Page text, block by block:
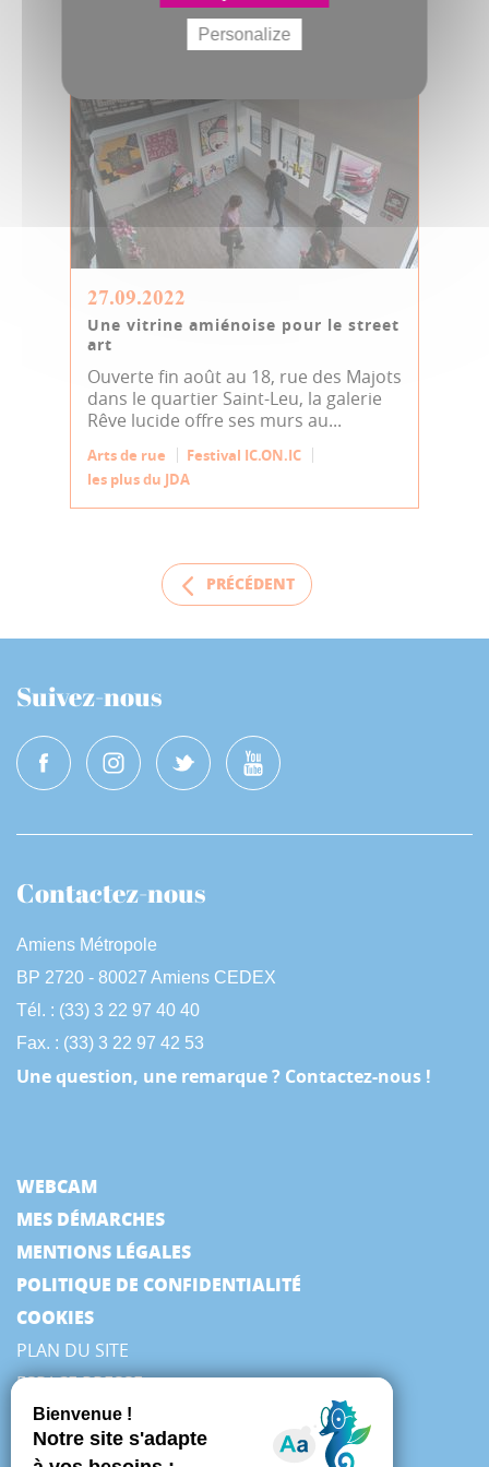
27.09.2022
Une vitrine amiénoise pour le street
art
Ouverte fin août au 18, rue des Majots
dans le quartier Saint-Leu, la galerie
Rêve lucide offre ses murs au...
Arts de rue
Festival IC.ON.IC
les plus du JDA
PRÉCÉDENT
Suivez-nous
Contactez-nous
Amiens Métropole
BP 2720 - 80027 Amiens CEDEX
Tél. : (33) 3 22 97 40 40
Fax. : (33) 3 22 97 42 53
Une question, une remarque ? Contactez-nous !
WEBCAM
MES DÉMARCHES
MENTIONS LÉGALES
POLITIQUE DE CONFIDENTIALITÉ
COOKIES
PLAN DU SITE
ESPACE PRESSE
Personalize